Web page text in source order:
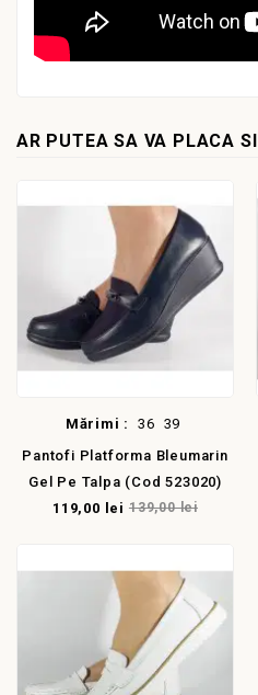
AR PUTEA SA VA PLACA SI
Mărimi : 36 39
Pantofi Platforma Bleumarin
Gel Pe Talpa (cod 523020)
119,00 lei 139,00 lei